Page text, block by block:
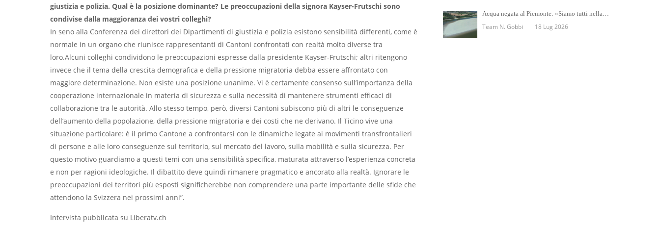
giustizia e polizia. Qual è la posizione dominante? Le preoccupazioni della signora Kayser-Frutschi sono
condivise dalla maggioranza dei vostri colleghi?
In seno alla Conferenza dei direttori dei Dipartimenti di giustizia e polizia esistono sensibilità differenti, come è
normale in un organo che riunisce rappresentanti di Cantoni confrontati con realtà molto diverse tra
loro.Alcuni colleghi condividono le preoccupazioni espresse dalla presidente Kayser-Frutschi; altri ritengono
invece che il tema della crescita demografica e della pressione migratoria debba essere affrontato con
maggiore determinazione. Non esiste una posizione unanime. Vi è certamente consenso sull’importanza della
cooperazione internazionale in materia di sicurezza e sulla necessità di mantenere strumenti efficaci di
collaborazione tra le autorità. Allo stesso tempo, però, diversi Cantoni subiscono più di altri le conseguenze
dell’aumento della popolazione, della pressione migratoria e dei costi che ne derivano. Il Ticino vive una
situazione particolare: è il primo Cantone a confrontarsi con le dinamiche legate ai movimenti transfrontalieri
di persone e alle loro conseguenze sul territorio, sul mercato del lavoro, sulla mobilità e sulla sicurezza. Per
questo motivo guardiamo a questi temi con una sensibilità specifica, maturata attraverso l’esperienza concreta
e non per ragioni ideologiche. Il dibattito deve quindi rimanere pragmatico e ancorato alla realtà. Ignorare le
preoccupazioni dei territori più esposti significherebbe non comprendere una parte importante delle sfide che
attendono la Svizzera nei prossimi anni”.
Intervista pubblicata su Liberatv.ch
Acqua negata al Piemonte: «Siamo tutti nella…
Team N. Gobbi 18 Lug 2026